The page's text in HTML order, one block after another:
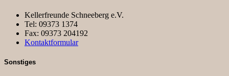
Kellerfreunde Schneeberg e.V.
Tel: 09373 1374
Fax: 09373 204192
Kontaktformular
Sonstiges